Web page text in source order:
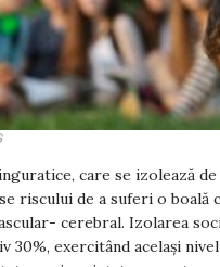
care se izolează
riscului de a suferi o boală
cerebral. Izolarea
30%, exercitând acelaşi